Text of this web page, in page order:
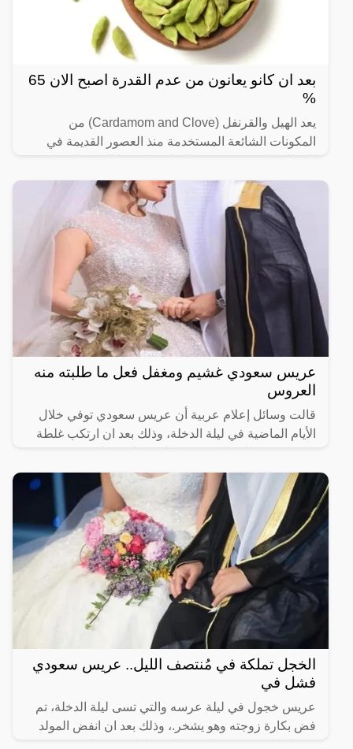
بعد ان كانو يعانون من عدم القدرة اصبح الان 65
%
يعد الهيل والقرنفل (Cardamom and Clove) من
المكونات الشائعة المستخدمة منذ العصور القديمة في
لذلك يضاف
عريس سعودي غشيم ومغفل فعل ما طلبته منه
العروس
قالت وسائل إعلام عربية أن عريس سعودي توفي خلال
الأيام الماضية في ليلة الدخلة، وذلك بعد ان ارتكب غلطة
متوقعة.وفي
الخجل تملكة في مُنتصف الليل.. عريس سعودي
فشل في
عريس خجول في ليلة عرسه والتي تسى ليلة الدخلة، تم
فض بكارة زوجته وهو يشخر.، وذلك بعد ان انفض المولد